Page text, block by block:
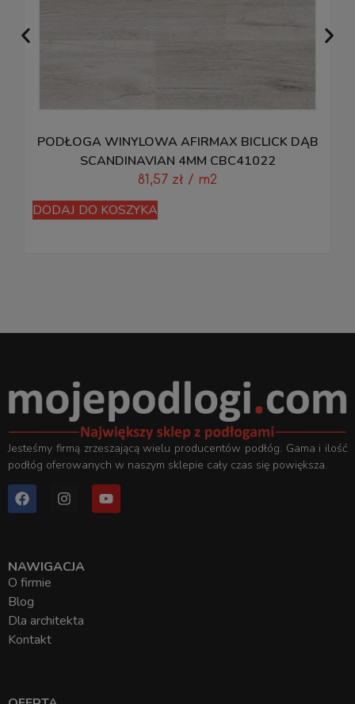
PODŁOGA WINYLOWA AFIRMAX BICLICK DĄB
SCANDINAVIAN 4MM CBC41022
81,57 zł / m2
DODAJ DO KOSZYKA
Jesteśmy firmą zrzeszającą wielu producentów podłóg. Gama i ilość
podłóg oferowanych w naszym sklepie cały czas się powiększa.
NAWIGACJA
O firmie
Blog
Dla architekta
Kontakt